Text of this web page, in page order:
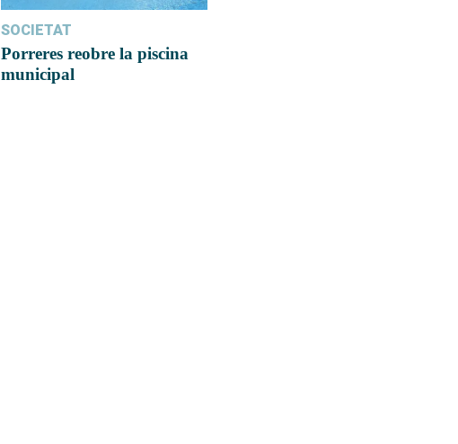
SOCIETAT
Porreres reobre la piscina
municipal